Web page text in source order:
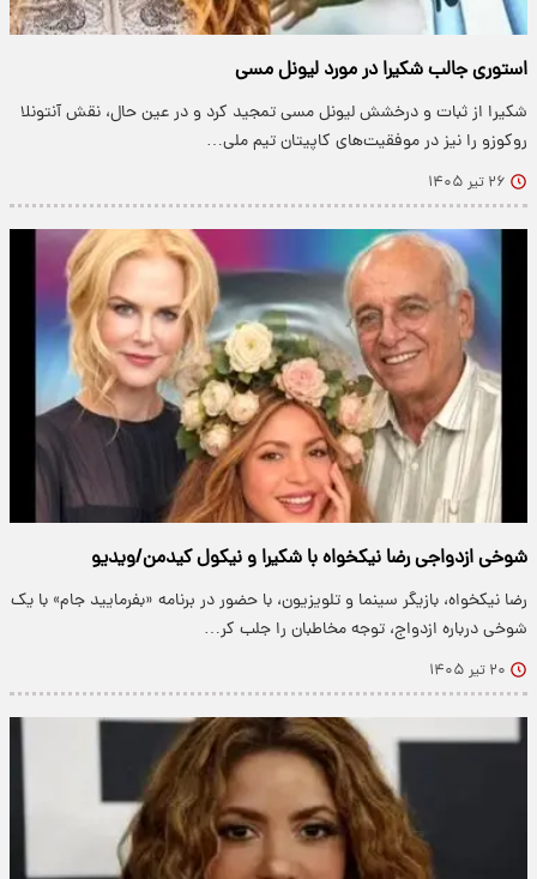
استوری جالب شکیرا در مورد لیونل مسی
شکیرا از ثبات و درخشش لیونل مسی تمجید کرد و در عین حال، نقش آنتونلا
روکوزو را نیز در موفقیت‌های کاپیتان تیم ملی…
۲۶ تیر ۱۴۰۵
شوخی ازدواجی رضا نیکخواه با شکیرا و نیکول کیدمن/ویدیو
رضا نیکخواه، بازیگر سینما و تلویزیون، با حضور در برنامه «بفرمایید جام» با یک
شوخی درباره ازدواج، توجه مخاطبان را جلب کر…
۲۰ تیر ۱۴۰۵